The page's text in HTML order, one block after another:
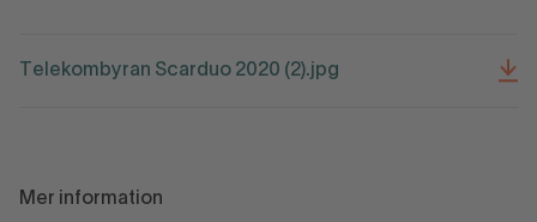
Telekombyran Scarduo 2020 (2).jpg
Mer information